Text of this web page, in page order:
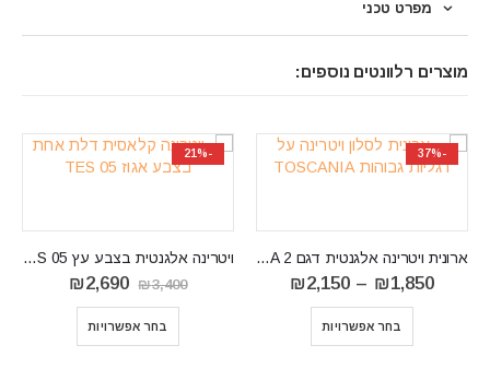
מפרט טכני
מוצרים רלוונטים נוספים:
ארונית ויטרינה אלגנטית דגם TOSCANIA 2
₪1,850
–
₪2,150
טווח
מחירים:
עד
⁦₪2,150⁩
בחר אפשרויות
ויטרינה אלגנטית בצבע עץ TES 05
₪3,400
המחיר
₪3,400.
₪2,690
המחיר
הנוכחי
₪2,690.
בחר אפשרויות